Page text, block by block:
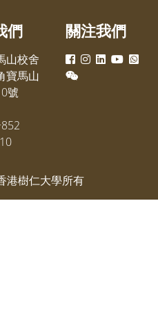
們
山校舍
寶馬山
號
關注我們
港樹仁大學所有